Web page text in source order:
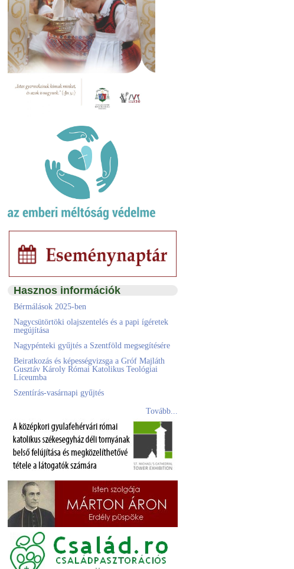
Hasznos információk
Bérmálások 2025-ben
Nagycsütörtöki olajszentelés és a papi ígéretek
megújítása
Nagypénteki gyűjtés a Szentföld megsegítésére
Beiratkozás és képességvizsga a Gróf Majláth
Gusztáv Károly Római Katolikus Teológiai
Líceumba
Szentírás-vasárnapi gyűjtés
Tovább...